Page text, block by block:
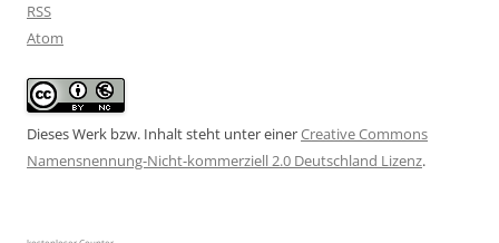
RSS
Atom
Dieses Werk bzw. Inhalt steht unter einerCreative Commons
Namensnennung-Nicht-kommerziell 2.0 Deutschland Lizenz.